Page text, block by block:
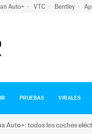
Auto+ VTC Bentley
PRUEBAS VIRALES
Auto+: todos los coches